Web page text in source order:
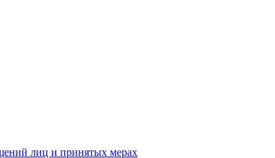
лиц и принятых мерах